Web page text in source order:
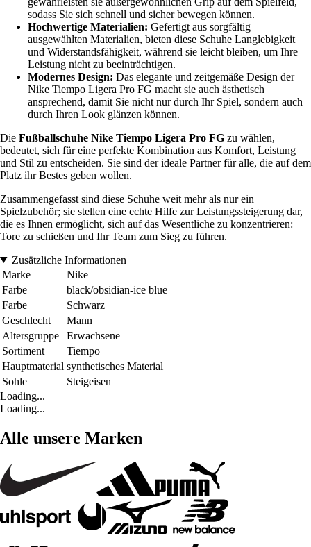
sodass Sie sich schnell und sicher bewegen können.
Hochwertige Materialien: Gefertigt aus sorgfältig
ausgewählten Materialien, bieten diese Schuhe Langlebigkeit
und Widerstandsfähigkeit, während sie leicht bleiben, um Ihre
Leistung nicht zu beeinträchtigen.
Modernes Design: Das elegante und zeitgemäße Design der
Nike Tiempo Ligera Pro FG macht sie auch ästhetisch
ansprechend, damit Sie nicht nur durch Ihr Spiel, sondern auch
durch Ihren Look glänzen können.
Die Fußballschuhe Nike Tiempo Ligera Pro FG zu wählen,
bedeutet, sich für eine perfekte Kombination aus Komfort, Leistung
und Stil zu entscheiden. Sie sind der ideale Partner für alle, die auf dem
Platz ihr Bestes geben wollen.
Zusammengefasst sind diese Schuhe weit mehr als nur ein
Spielzubehör; sie stellen eine echte Hilfe zur Leistungssteigerung dar,
die es Ihnen ermöglicht, sich auf das Wesentliche zu konzentrieren:
Tore zu schießen und Ihr Team zum Sieg zu führen.
Zusätzliche Informationen
Marke
Nike
Farbe
black/obsidian-ice blue
Farbe
Schwarz
Geschlecht
Mann
Altersgruppe
Erwachsene
Sortiment
Tiempo
Hauptmaterial synthetisches Material
Sohle
Steigeisen
Loading...
Loading...
Alle unsere Marken